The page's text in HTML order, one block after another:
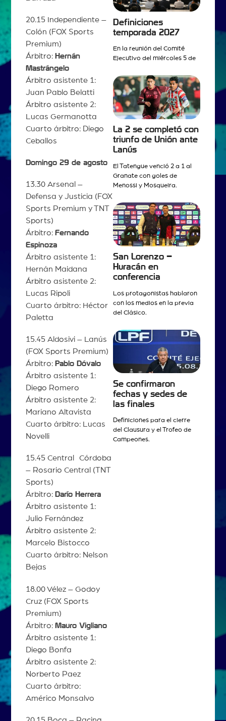
20.15 Independiente –
Colón (FOX Sports
Premium)
Árbitro: Hernán
Mastrángelo
Árbitro asistente 1:
Juan Pablo Belatti
Árbitro asistente 2:
Lucas Germanotta
Cuarto árbitro: Diego
Ceballos
Domingo 29 de agosto
13.30 Arsenal –
Defensa y Justicia (FOX
Sports Premium y TNT
Sports)
Árbitro: Fernando
Espinoza
Árbitro asistente 1:
Hernán Maidana
Árbitro asistente 2:
Lucas Ripoli
Cuarto árbitro: Héctor
Paletta
15.45 Aldosivi – Lanús
(FOX Sports Premium)
Árbitro: Pablo Dóvalo
Árbitro asistente 1:
Diego Romero
Árbitro asistente 2:
Mariano Altavista
Cuarto árbitro: Lucas
Novelli
15.45 Central Córdoba
– Rosario Central (TNT
Sports)
Árbitro: Darío Herrera
Árbitro asistente 1:
Julio Fernández
Árbitro asistente 2:
Marcelo Bistocco
Cuarto árbitro: Nelson
Bejas
18.00 Vélez – Godoy
Cruz (FOX Sports
Premium)
Árbitro: Mauro Vigliano
Árbitro asistente 1:
Diego Bonfa
Árbitro asistente 2:
Norberto Paez
Cuarto árbitro:
Américo Monsalvo
Definiciones
temporada 2027
En la reunión del Comité
Ejecutivo del miércoles 5 de
La 2 se completó con
triunfo de Unión ante
Lanús
El Tatengue venció 2 a 1 al
Granate con goles de
Menossi y Mosqueira.
San Lorenzo –
Huracán en
conferencia
Los protagonistas hablaron
con los medios en la previa
del Clásico.
Se confirmaron
fechas y sedes de
las finales
Definiciones para el cierre
del Clausura y el Trofeo de
Campeones.